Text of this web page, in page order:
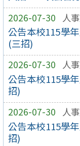
2026-07-30 人
公告本校115學
(三招)
2026-07-30 人
公告本校115學
招)
2026-07-30 人
公告本校115學
招)